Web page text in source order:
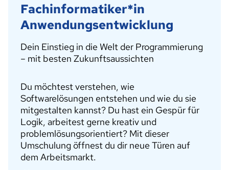
Fachinformatiker*in
Anwendungsentwicklung
Dein Einstieg in die Welt der Programmierung
– mit besten Zukunftsaussichten
Du möchtest verstehen, wie
Softwarelösungen entstehen und wie du sie
mitgestalten kannst? Du hast ein Gespür für
Logik, arbeitest gerne kreativ und
problemlösungsorientiert? Mit dieser
Umschulung öffnest du dir neue Türen auf
dem Arbeitsmarkt.